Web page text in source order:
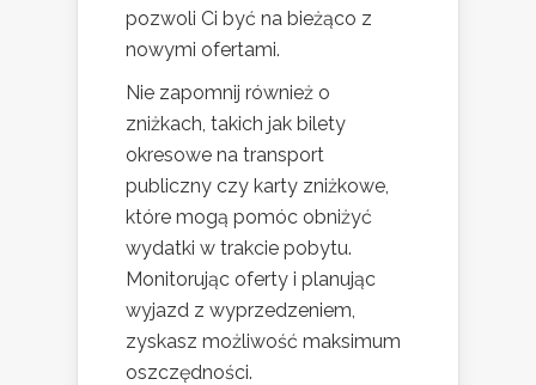
pozwoli Ci być na bieżąco z
nowymi ofertami.
Nie zapomnij również o
zniżkach, takich jak bilety
okresowe na transport
publiczny czy karty zniżkowe,
które mogą pomóc obniżyć
wydatki w trakcie pobytu.
Monitorując oferty i planując
wyjazd z wyprzedzeniem,
zyskasz możliwość maksimum
oszczędności.